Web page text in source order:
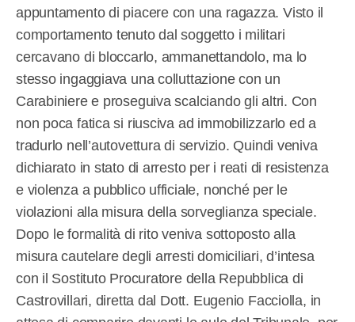
appuntamento di piacere con una ragazza. Visto il
comportamento tenuto dal soggetto i militari
cercavano di bloccarlo, ammanettandolo, ma lo
stesso ingaggiava una colluttazione con un
Carabiniere e proseguiva scalciando gli altri. Con
non poca fatica si riusciva ad immobilizzarlo ed a
tradurlo nell’autovettura di servizio. Quindi veniva
dichiarato in stato di arresto per i reati di resistenza
e violenza a pubblico ufficiale, nonché per le
violazioni alla misura della sorveglianza speciale.
Dopo le formalità di rito veniva sottoposto alla
misura cautelare degli arresti domiciliari, d’intesa
con il Sostituto Procuratore della Repubblica di
Castrovillari, diretta dal Dott. Eugenio Facciolla, in